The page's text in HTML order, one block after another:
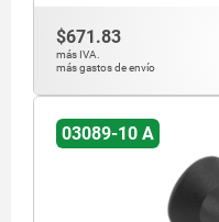
$671.83
más IVA.
más gastos de envío
03089-10 A